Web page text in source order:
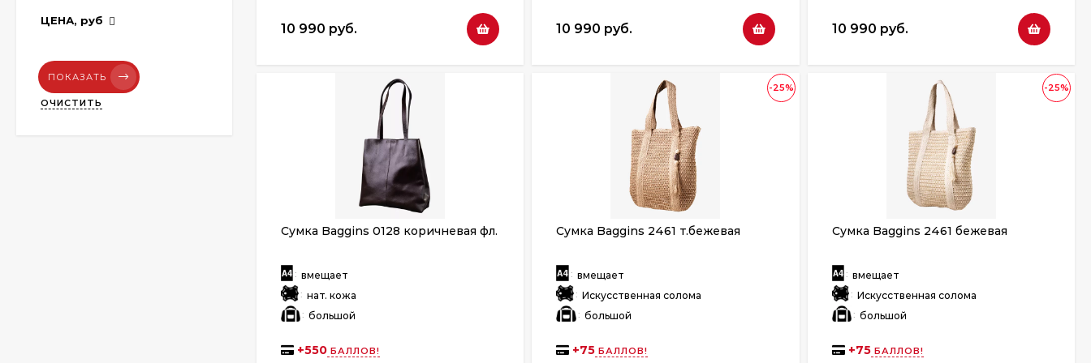
10 990 руб. 10 990 руб. 10 990 руб.
Сумка Baggins 0128 коричневая фл.
: вмещает
: нат. кожа
: большой
+550 БАЛЛОВ!
-25%
Сумка Baggins 2461 т.бежевая
: вмещает
: Искусственная солома
: большой
+75 БАЛЛОВ!
-25%
Сумка Baggins 2461 бежевая
: вмещает
: Искусственная солома
: большой
+75БАЛЛОВ!
ЦЕНА, руб
ПОКАЗАТЬ
ОЧИСТИТЬ